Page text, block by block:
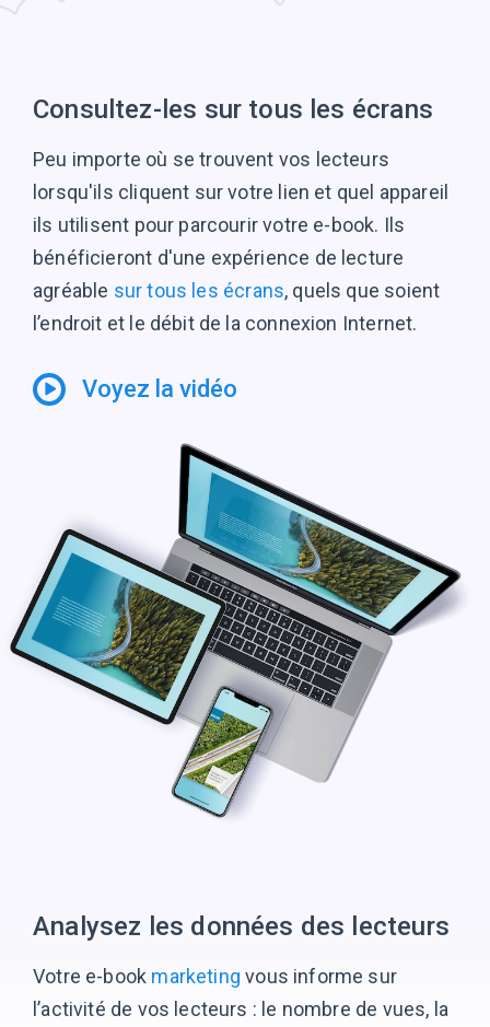
Consultez-les sur tous les écrans
Peu importe où se trouvent vos lecteurs
lorsqu'ils cliquent sur votre lien et quel appareil
ils utilisent pour parcourir votre e-book. Ils
bénéficieront d'une expérience de lecture
agréable sur tous les écrans, quels que soient
l’endroit et le débit de la connexion Internet.
Voyez la vidéo
Analysez les données des lecteurs
Votre e-book marketing vous informe sur
l’activité de vos lecteurs : le nombre de vues, la